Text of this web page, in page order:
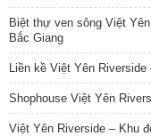
Biệt thự ven sông Việt
Bắc Giang
Liền kề Việt Yên
Shophouse Việt Yên
Việt Yên Riverside – Khu